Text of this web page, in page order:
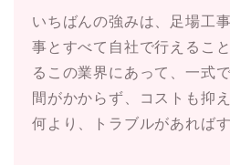
いちばんの強みは、足場工
事とすべて自社で行えるこ
るこの業界にあって、一式
間がかからず、コストも抑
何より、トラブルがあれば